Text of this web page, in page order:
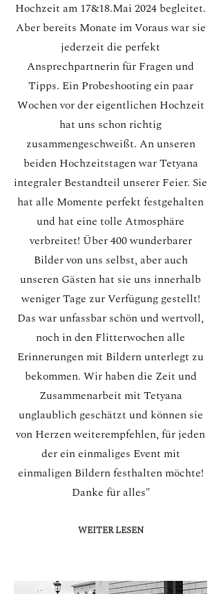
Hochzeit am 17&18.Mai 2024 begleitet.
Aber bereits Monate im Voraus war sie
jederzeit die perfekt
Ansprechpartnerin für Fragen und
Tipps. Ein Probeshooting ein paar
Wochen vor der eigentlichen Hochzeit
hat uns schon richtig
zusammengeschweißt. An unseren
beiden Hochzeitstagen war Tetyana
integraler Bestandteil unserer Feier. Sie
hat alle Momente perfekt festgehalten
und hat eine tolle Atmosphäre
verbreitet! Über 400 wunderbarer
Bilder von uns selbst, aber auch
unseren Gästen hat sie uns innerhalb
weniger Tage zur Verfügung gestellt!
Das war unfassbar schön und wertvoll,
noch in den Flitterwochen alle
Erinnerungen mit Bildern unterlegt zu
bekommen. Wir haben die Zeit und
Zusammenarbeit mit Tetyana
unglaublich geschätzt und können sie
von Herzen weiterempfehlen, für jeden
der ein einmaliges Event mit
einmaligen Bildern festhalten möchte!
Danke für alles"
WEITER LESEN